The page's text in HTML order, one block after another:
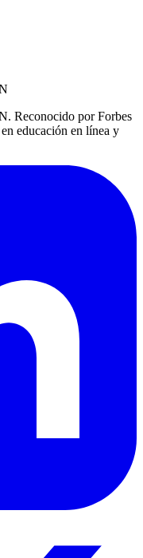
Reconocido por Forbes
educación en línea y